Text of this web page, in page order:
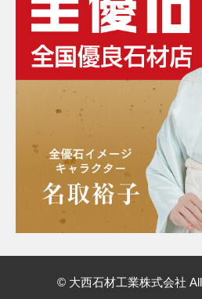
© 大西石材工業株式会社